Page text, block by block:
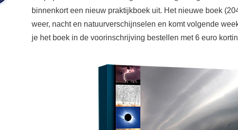
binnenkort een nieuw praktijkboek uit. Het nieuwe boek
weer, nacht en natuurverschijnselen en komt volgende
je het boek in de voorinschrijving bestellen met 6 euro